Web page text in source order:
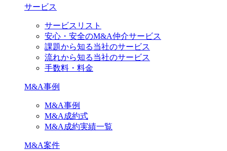
サービス
サービスリスト
安心・安全のM&A仲介サービス
課題から知る当社のサービス
流れから知る当社のサービス
手数料・料金
M&A事例
M&A事例
M&A成約式
M&A成約実績一覧
M&A案件